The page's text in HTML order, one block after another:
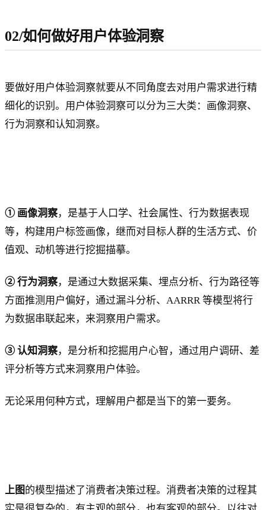
02/如何做好用户体验洞察
要做好用户体验洞察就要从不同角度去对用户需求进行精
细化的识别。用户体验洞察可以分为三大类：画像洞察、
行为洞察和认知洞察。
① 画像洞察，是基于人口学、社会属性、行为数据表现
等，构建用户标签画像，继而对目标人群的生活方式、价
值观、动机等进行挖掘描摹。
② 行为洞察，是通过大数据采集、埋点分析、行为路径等
方面推测用户偏好，通过漏斗分析、AARRR 等模型将行
为数据串联起来，来洞察用户需求。
③ 认知洞察，是分析和挖掘用户心智，通过用户调研、差
评分析等方式来洞察用户体验。
无论采用何种方式，理解用户都是当下的第一要务。
上图的模型描述了消费者决策过程。消费者决策的过程其